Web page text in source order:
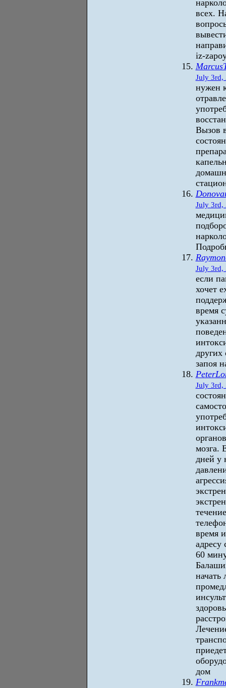
всех.
iz-
July 3rd,
нужен
Вызов
July 3rd,
July 3rd,
если
хочет
время
других
запоя
July 3rd,
мозга.
дней у
время
адресу
60
начать
дом